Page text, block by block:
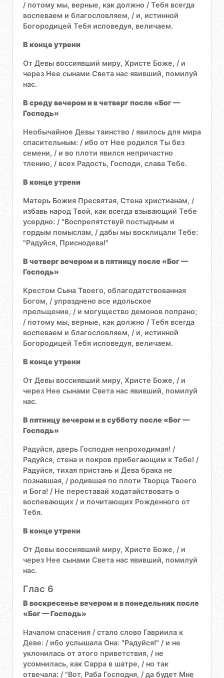
/ потому мы, верные, как должно / Тебя всегда
воспеваем и благословляем, / и, истинной
Богородицей Тебя исповедуя, величаем.
В конце утрени
От Девы воссиявший миру, Христе Боже, / и
через Нее сынами Света нас явивший, помилуй
нас.
В среду вечером и в четверг после «Бог —
Господь»
Необычайное Девы таинство / явилось для мира
спасительным: / ибо от Нее родился Ты без
семени, / и во плоти явился непричастно
тлению, / всех Радость, Господи, слава Тебе.
В конце утрени
Матерь Божия Пресвятая, Стена христианам, /
избавь народ Твой, как всегда взывающий Тебе
усердно: / "Воспрепятствуй постыдным и
гордым помыслам, / дабы мы восклицали Тебе:
"Радуйся, Приснодева!"
В четверг вечером и в пятницу после «Бог —
Господь»
Крестом Сына Твоего, облагодатствованная
Богом, / упразднено все идольское
прельщение, / и могущество демонов попрано;
/ потому мы, верные, как должно / Тебя всегда
воспеваем и благословляем, / и, истинной
Богородицей Тебя исповедуя, величаем.
В конце утрени
От Девы воссиявший миру, Христе Боже, / и
через Нее сынами Света нас явивший, помилуй
нас.
В пятницу вечером и в субботу после «Бог —
Господь»
Радуйся, дверь Господня непроходимая! /
Радуйся, стена и покров прибегающим к Тебе! /
Радуйся, тихая пристань и Дева брака не
познавшая, / родившая по плоти Творца Твоего
и Бога! / Не переставай ходатайствовать о
воспевающих / и почитающих Рожденного от
Тебя.
В конце утрени
От Девы воссиявший миру, Христе Боже, / и
через Нее сынами Света нас явивший, помилуй
нас.
Глас 6
В воскресенье вечером и в понедельник после
«Бог — Господь»
Началом спасения / стало слово Гавриила к
Деве: / ибо услышала Она: "Радуйся!" / и не
уклонилась от этого приветствия, / не
усомнилась, как Сарра в шатре, / но так
отвечала: / "Вот, Раба Господня, / да будет Мне